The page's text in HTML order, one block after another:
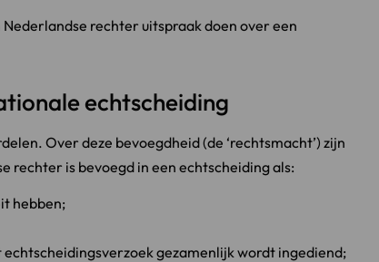
rechter uitspraak doen over een
echtscheiding
Over deze bevoegdheid (de ‘rechtsmacht’) zijn
rechter is bevoegd in een echtscheiding als:
hebben;
gezamenlijk wordt ingediend;